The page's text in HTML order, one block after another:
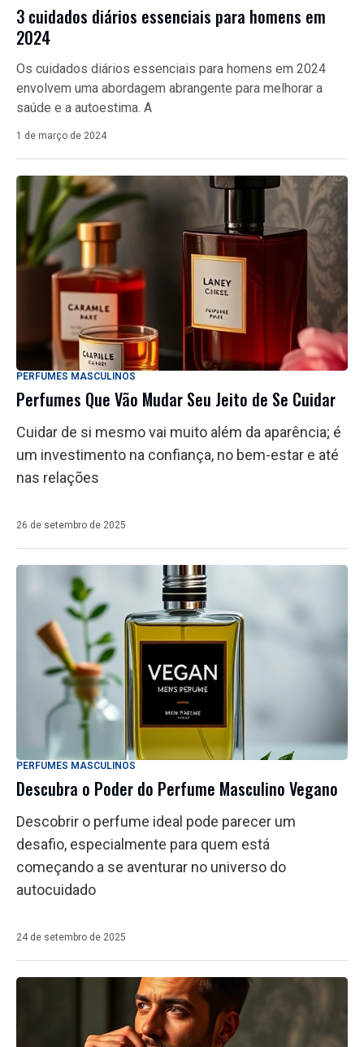
3 cuidados diários essenciais para homens em
2024
Os cuidados diários essenciais para homens em 2024
envolvem uma abordagem abrangente para melhorar a
saúde e a autoestima. A
1 de março de 2024
PERFUMES MASCULINOS
Perfumes Que Vão Mudar Seu Jeito de Se Cuidar
Cuidar de si mesmo vai muito além da aparência; é
um investimento na confiança, no bem-estar e até
nas relações
26 de setembro de 2025
PERFUMES MASCULINOS
Descubra o Poder do Perfume Masculino Vegano
Descobrir o perfume ideal pode parecer um
desafio, especialmente para quem está
começando a se aventurar no universo do
autocuidado
24 de setembro de 2025